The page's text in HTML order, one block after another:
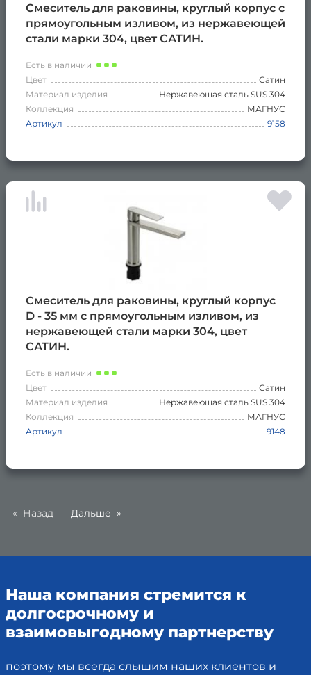
Смеситель для раковины, круглый корпус с
прямоугольным изливом, из нержавеющей
стали марки 304, цвет САТИН.
Есть в наличии
Цвет
Сатин
Материал изделия
Нержавеющая сталь SUS 304
Коллекция
МАГНУС
Артикул
9158
Смеситель для раковины, круглый корпус
D - 35 мм с прямоугольным изливом, из
нержавеющей стали марки 304, цвет
САТИН.
Есть в наличии
Цвет
Сатин
Материал изделия
Нержавеющая сталь SUS 304
Коллекция
МАГНУС
Артикул
9148
Назад Дальше
Наша компания стремится к
долгосрочному и
взаимовыгодному партнерству
поэтому мы всегда слышим наших клиентов и